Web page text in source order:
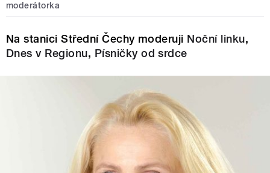
moderátorka
Na stanici Střední Čechy moderuji Noční linku,
Dnes v Regionu, Písničky od srdce